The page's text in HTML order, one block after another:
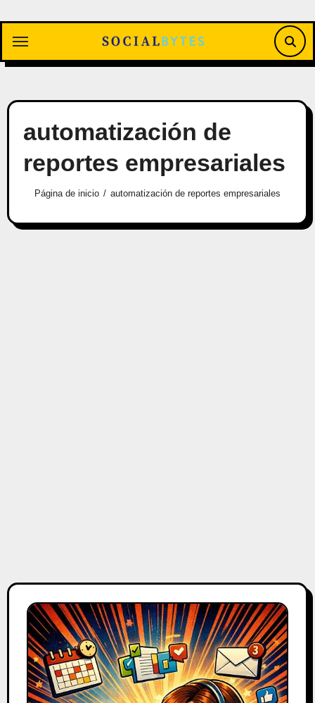
contenido
automatización de
reportes empresariales
Página de inicio automatización de reportes empresariales